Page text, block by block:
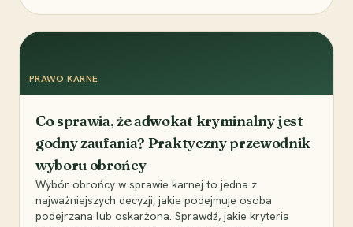
PRAWO KARNE
Co sprawia, że adwokat kryminalny jest
godny zaufania? Praktyczny przewodnik
wyboru obrońcy
Wybór obrońcy w sprawie karnej to jedna z
najważniejszych decyzji, jakie podejmuje osoba
podejrzana lub oskarżona. Sprawdź, jakie kryteria